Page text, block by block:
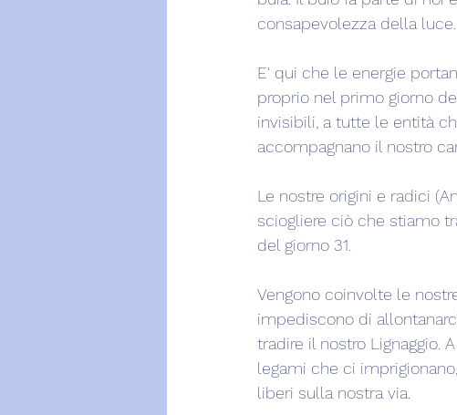
consapevolezza della luce.
E' qui che le energie
proprio nel primo giorno
invisibili, a tutte le entità
accompagnano il nostro
Le nostre origini e radici
sciogliere ciò che stiamo
del giorno 31.
Vengono coinvolte le
impediscono di
tradire il nostro Lignaggio.
legami che ci
liberi sulla nostra via.